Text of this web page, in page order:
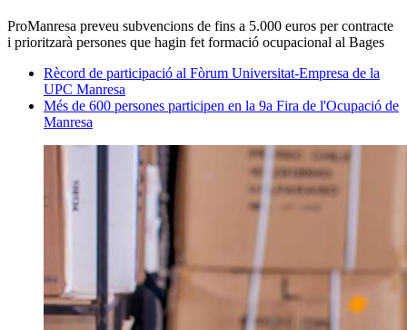
ProManresa preveu subvencions de fins a 5.000 euros per contracte
i prioritzarà persones que hagin fet formació ocupacional al Bages
Rècord de participació al Fòrum Universitat-Empresa de la
UPC Manresa
Més de 600 persones participen en la 9a Fira de l'Ocupació de
Manresa